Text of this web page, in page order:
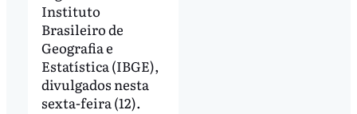
Instituto
Brasileiro de
Geografia e
Estatística (IBGE),
divulgados nesta
sexta-feira (12).